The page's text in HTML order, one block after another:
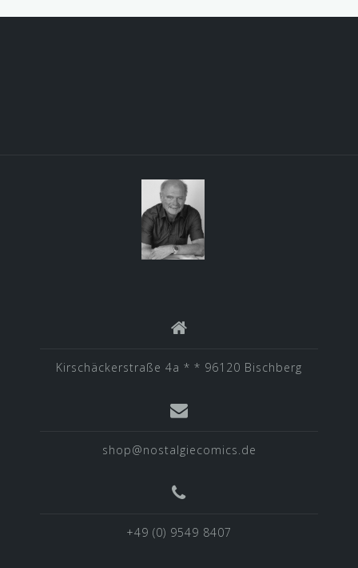
Kirschäckerstraße 4a * * 96120 Bischberg
shop@nostalgiecomics.de
+49 (0) 9549 8407